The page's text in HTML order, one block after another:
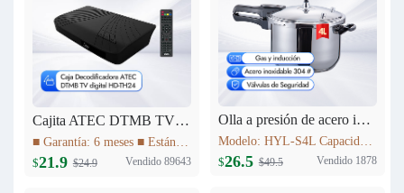
Cajita ATEC DTMB TV digital HD-TH24
$21.9 $24.9 Vendido 89643
Olla a presión de acero inoxidable 4L Haitech HYL-S4L
Modelo: HYL-S4L Capacidad: 4L Diámetro del producto (milímetro): 20cm Altura del producto (milímetro): 137mm Materiales: acero inoxidable 304 # Utilizables tanto para Cocinas a Gas como para Cocinas de Inducción
$26.5 $49.5 Vendido 1878